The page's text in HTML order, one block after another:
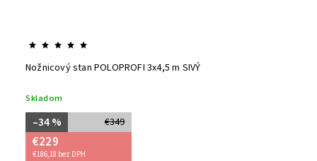
Nožnicový stan POLOPROFI 3x4,5 m SIVÝ
Skladom
€349
–34 %
€229
€186,18 bez DPH